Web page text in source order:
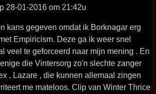
28-01-2016 om 21:42u
kans gegeven omdat ik Borknagar erg
Empiricism. Deze ga ik weer snel
veel te geforceerd naar mijn mening . En
die Vintersorg zo'n slechte zanger
, Lazare , die kunnen allemaal zingen
me mateloos. Clip van Winter Thrice